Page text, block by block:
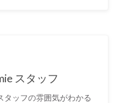
スタッフ
タッフの雰囲気がわかる